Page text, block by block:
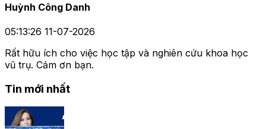
Huỳnh Công Danh
05:13:26 11-07-2026
Rất hữu ích cho việc học tập và nghiên cứu khoa học
vũ trụ. Cảm ơn bạn.
Tin mới nhất